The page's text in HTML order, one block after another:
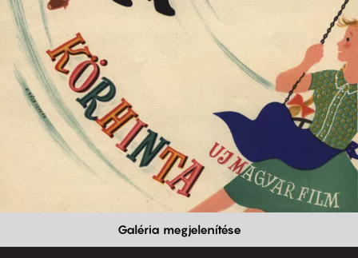
Galéria megjelenítése